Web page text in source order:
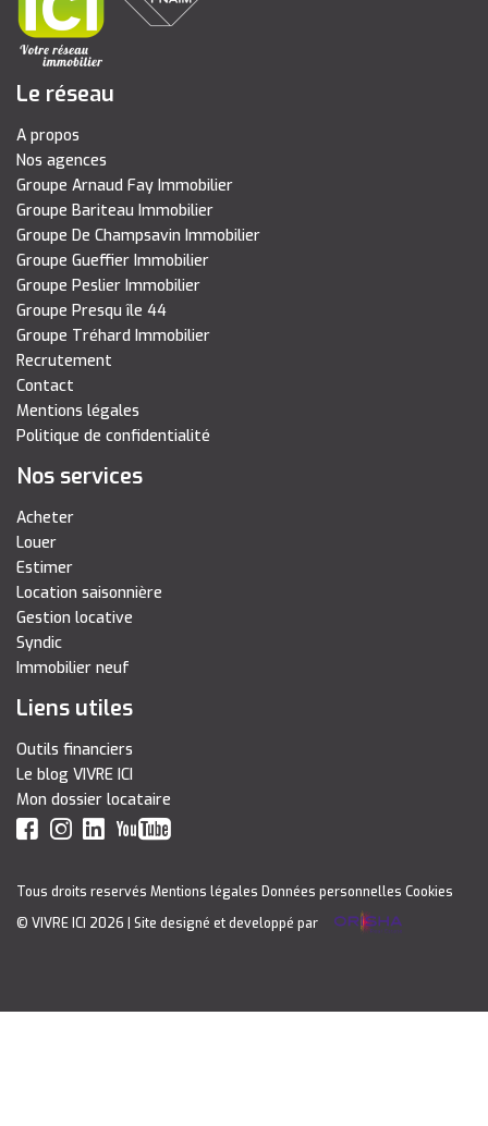
Le réseau
A propos
Nos agences
Groupe Arnaud Fay Immobilier
Groupe Bariteau Immobilier
Groupe De Champsavin Immobilier
Groupe Gueffier Immobilier
Groupe Peslier Immobilier
Groupe Presqu île 44
Groupe Tréhard Immobilier
Recrutement
Contact
Mentions légales
Politique de confidentialité
Nos services
Acheter
Louer
Estimer
Location saisonnière
Gestion locative
Syndic
Immobilier neuf
Liens utiles
Outils financiers
Le blog VIVRE ICI
Mon dossier locataire
Tous droits reservés Mentions légales Données personnelles Cookies
© VIVRE ICI 2026
| Site designé et developpé par